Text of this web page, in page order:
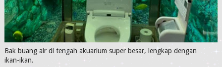
Bak buang air di tengah akuarium super besar, lengkap dengan
ikan-ikan.